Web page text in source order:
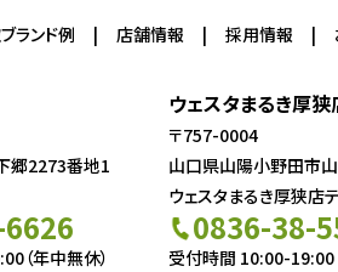
ランド例 店舗情報 採用情報
郷2273番地1
（年中無休）
ウェスタまるき厚狭
〒757-0004
山口県山陽小野田市
ウェスタまるき厚狭店
0836-38-
受付時間 10:00-19:00